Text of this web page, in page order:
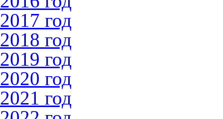
2017 год
2018 год
2019 год
2020 год
2021 год